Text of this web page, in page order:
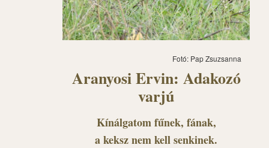
Fotó: Pap Zsuzsanna
Aranyosi Ervin: Adakozó
varjú
Kínálgatom fűnek, fának,
a keksz nem kell senkinek.